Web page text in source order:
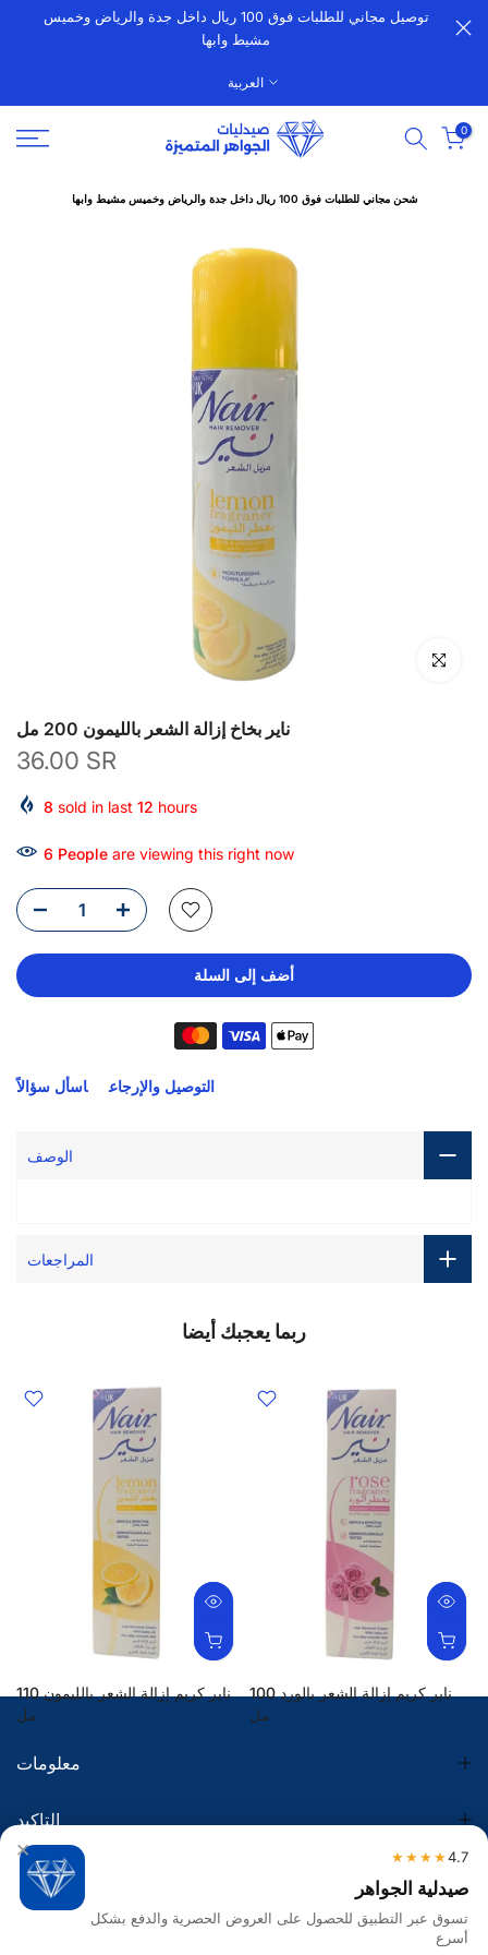
الانتقالتوصيل مجاني للطلبات فوق 100 ريال داخل جدة والرياض وخميس
مشيط وابها
العربية
0
شحن مجاني للطلبات فوق 100 ريال داخل جدة والرياض وخميس مشيط وابها
انقر للتكبير
ناير بخاخ إزالة الشعر بالليمون 200 مل
36.00 SR
8 sold in last 12 hours
6 People are viewing this right now
أضف إلى السلة
التوصيل والإرجاع اسأل سؤالاً
الوصف
المراجعات
ربما يعجبك أيضا
ناير كريم إزالة الشعر بالليمون 110
مل
ناير كريم إزالة الشعر بالورد 100
مل
معلومات
التاكيد
الضريبة
تواصل معنا
× 4.7
★★★★
صيدلية الجواهر
تسوق عبر التطبيق للحصول على العروض الحصرية والدفع بشكل
أسرع